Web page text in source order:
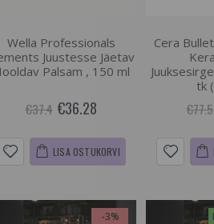
Wella Professionals
Juustesse Jäetav
Palsam , 150 ml
€37.4 €36.28
LISA OSTUKORVI
Cera
tk
€77.5
-3%